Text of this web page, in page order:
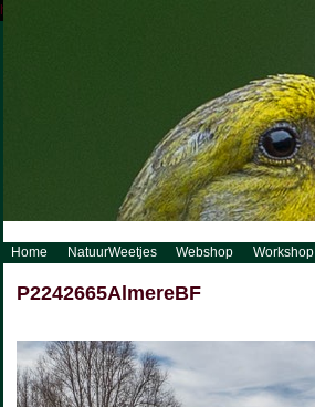
http://www.visueelconcept.nl/sitemap.xml.gz
Home NatuurWeetjes Webshop Workshop
P2242665AlmereBF